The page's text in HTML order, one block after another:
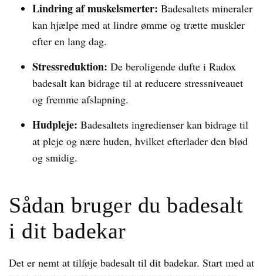
Lindring af muskelsmerter: Badesaltets mineraler
kan hjælpe med at lindre ømme og trætte muskler
efter en lang dag.
Stressreduktion: De beroligende dufte i Radox
badesalt kan bidrage til at reducere stressniveauet
og fremme afslapning.
Hudpleje: Badesaltets ingredienser kan bidrage til
at pleje og nære huden, hvilket efterlader den blød
og smidig.
Sådan bruger du badesalt
i dit badekar
Det er nemt at tilføje badesalt til dit badekar. Start med at